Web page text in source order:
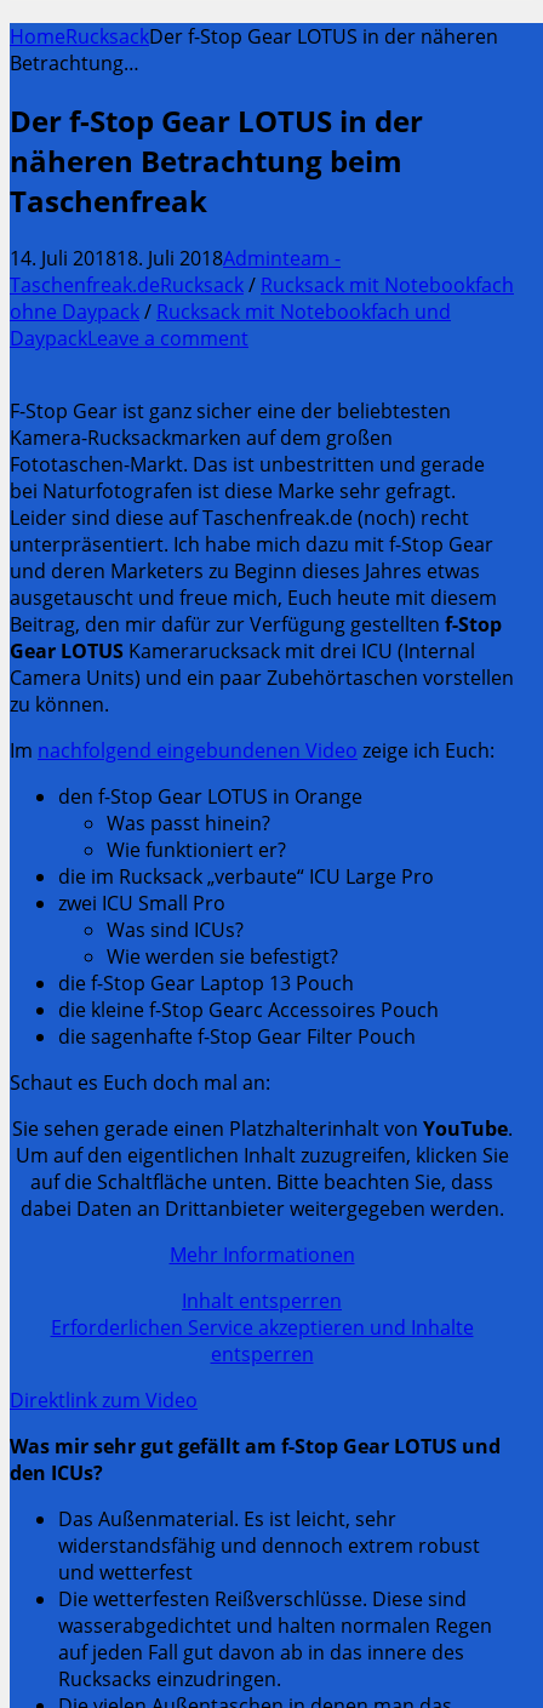
HomeRucksackDer f-Stop Gear LOTUS in der näheren
Betrachtung…
Der f-Stop Gear LOTUS in der
näheren Betrachtung beim
Taschenfreak
14. Juli 201818. Juli 2018Adminteam -
Taschenfreak.deRucksack/ Rucksack mit Notebookfach
ohne Daypack/ Rucksack mit Notebookfach und
DaypackLeave a comment
F-Stop Gear ist ganz sicher eine der beliebtesten
Kamera-Rucksackmarken auf dem großen
Fototaschen-Markt. Das ist unbestritten und gerade
bei Naturfotografen ist diese Marke sehr gefragt.
Leider sind diese auf Taschenfreak.de (noch) recht
unterpräsentiert. Ich habe mich dazu mit f-Stop Gear
und deren Marketers zu Beginn dieses Jahres etwas
ausgetauscht und freue mich, Euch heute mit diesem
Beitrag, den mir dafür zur Verfügung gestellten f-Stop
Gear LOTUS Kamerarucksack mit drei ICU (Internal
Camera Units) und ein paar Zubehörtaschen vorstellen
zu können.
Im nachfolgend eingebundenen Video zeige ich Euch:
den f-Stop Gear LOTUS in Orange
Was passt hinein?
Wie funktioniert er?
die im Rucksack „verbaute“ ICU Large Pro
zwei ICU Small Pro
Was sind ICUs?
Wie werden sie befestigt?
die f-Stop Gear Laptop 13 Pouch
die kleine f-Stop Gearc Accessoires Pouch
die sagenhafte f-Stop Gear Filter Pouch
Schaut es Euch doch mal an:
Sie sehen gerade einen Platzhalterinhalt von YouTube.
Um auf den eigentlichen Inhalt zuzugreifen, klicken Sie
auf die Schaltfläche unten. Bitte beachten Sie, dass
dabei Daten an Drittanbieter weitergegeben werden.
Mehr Informationen
Inhalt entsperren
Erforderlichen Service akzeptieren und Inhalte
entsperren
Direktlink zum Video
Was mir sehr gut gefällt am f-Stop Gear LOTUS und
den ICUs?
Das Außenmaterial. Es ist leicht, sehr
widerstandsfähig und dennoch extrem robust
und wetterfest
Die wetterfesten Reißverschlüsse. Diese sind
wasserabgedichtet und halten normalen Regen
auf jeden Fall gut davon ab in das innere des
Rucksacks einzudringen.